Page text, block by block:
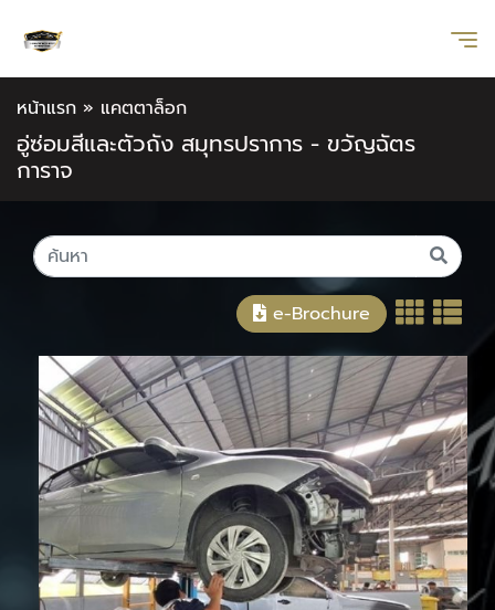
หน้าแรก » แคตตาล็อก
อู่ซ่อมสีและตัวถัง สมุทรปราการ - ขวัญฉัตร
การาจ
e-Brochure